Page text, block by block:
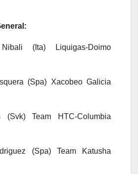
(Ita) Liquigas-Doimo
(Spa) Xacobeo Galicia
Team HTC-Columbia
(Spa) Team Katusha